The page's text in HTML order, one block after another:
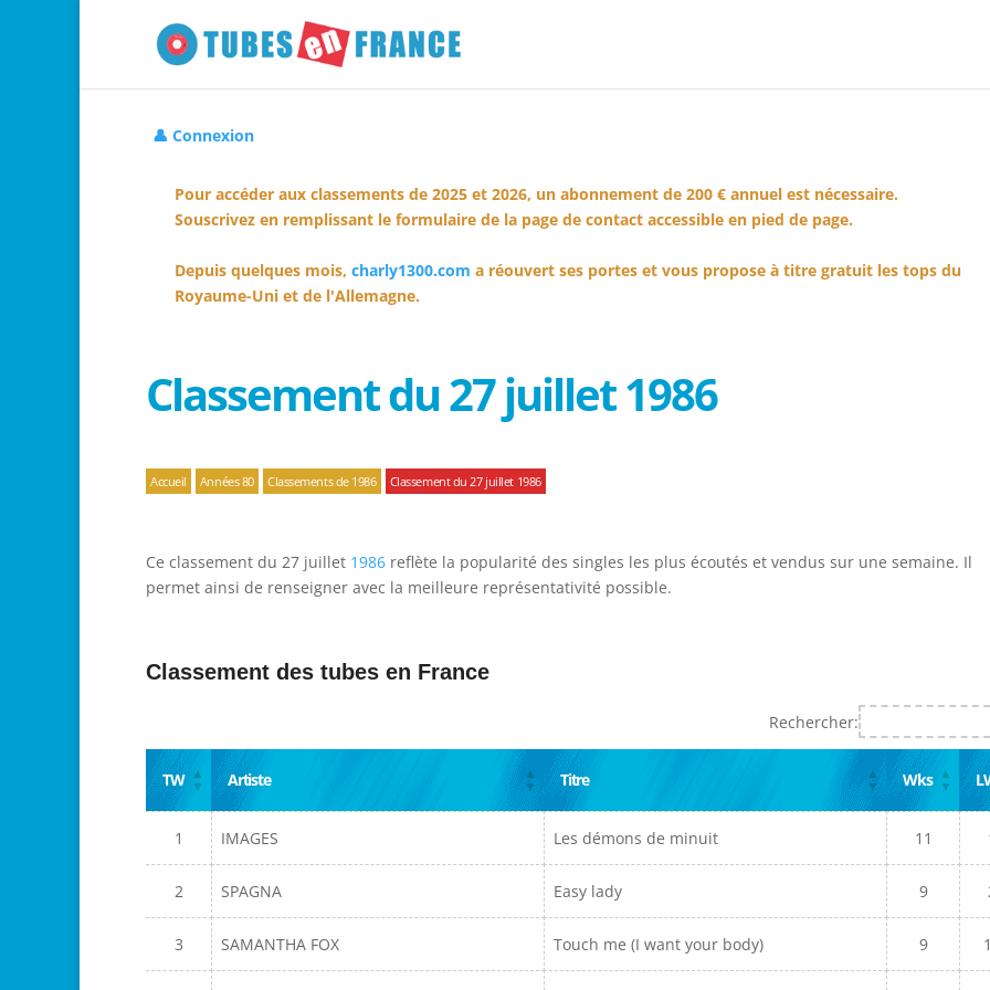
👤 Connexion
Pour accéder aux classements de 2025 et 2026, un abonnement de 200 € annuel est nécessaire.
Souscrivez en remplissant le formulaire de la page de contact accessible en pied de page.
Depuis quelques mois, charly1300.com a réouvert ses portes et vous propose à titre gratuit les tops du
Royaume-Uni et de l'Allemagne.
Classement du 27 juillet 1986
Accueil Années 80 Classements de 1986 Classement du 27 juillet 1986
Ce classement du 27 juillet 1986 reflète la popularité des singles les plus écoutés et vendus sur une semaine. Il
permet ainsi de renseigner avec la meilleure représentativité possible.
Classement des tubes en France
Rechercher:
TW Artiste Titre Wks
1 IMAGES Les démons de minuit 11
2 SPAGNA Easy lady 9
3 SAMANTHA FOX Touch me (I want your body) 9